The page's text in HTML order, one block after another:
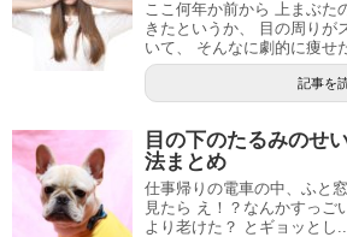
ここ何年か前から 上まぶた
きたというか、 目の周りが
いて、 そんなに劇的に痩せ
記事を
目の下のたるみのせ
法まとめ
仕事帰りの電車の中、ふと
見たら え！？なんかすっご
より老けた？ とギョッとし...